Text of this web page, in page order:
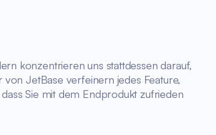
konzentrieren uns stattdessen darauf,
JetBase verfeinern jedes Feature,
Sie mit dem Endprodukt zufrieden